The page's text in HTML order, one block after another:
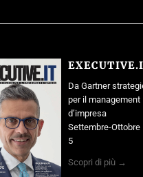
Da Gartner
per il management
d’impresa
Settembre-Ottobre
5
Scopri di più →